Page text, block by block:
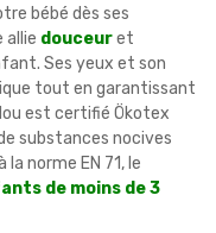
bébé dès ses
allie douceuret
Ses yeux et son
tout en garantissant
est certifié Ökotex
substances nocives
norme EN 71, le
de moins de 3